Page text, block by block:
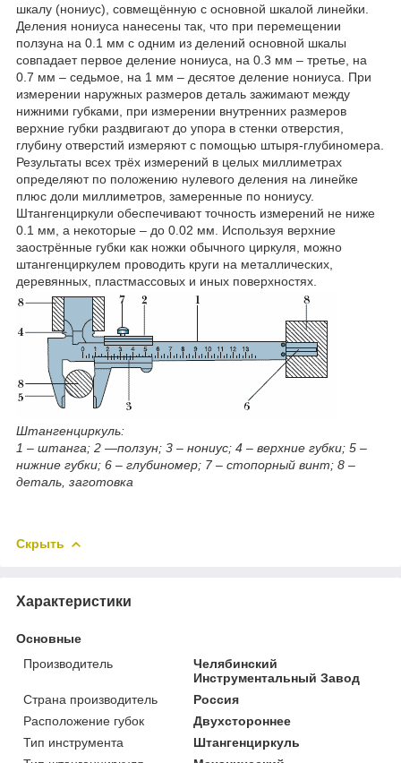
шкалу (нониус), совмещённую с основной шкалой линейки.
Деления нониуса нанесены так, что при перемещении
ползуна на 0.1 мм с одним из делений основной шкалы
совпадает первое деление нониуса, на 0.3 мм – третье, на
0.7 мм – седьмое, на 1 мм – десятое деление нониуса. При
измерении наружных размеров деталь зажимают между
нижними губками, при измерении внутренних размеров
верхние губки раздвигают до упора в стенки отверстия,
глубину отверстий измеряют с помощью штыря-глубиномера.
Результаты всех трёх измерений в целых миллиметрах
определяют по положению нулевого деления на линейке
плюс доли миллиметров, замеренные по нониусу.
Штангенциркули обеспечивают точность измерений не ниже
0.1 мм, а некоторые – до 0.02 мм. Используя верхние
заострённые губки как ножки обычного циркуля, можно
штангенциркулем проводить круги на металлических,
деревянных, пластмассовых и иных поверхностях.
Штангенциркуль:
1 – штанга; 2 —ползун; 3 – нониус; 4 – верхние губки; 5 –
нижние губки; 6 – глубиномер; 7 – стопорный винт; 8 –
деталь, заготовка
Скрыть
Характеристики
Основные
Производитель
Челябинский
Инструментальный Завод
Страна производитель
Россия
Расположение губок
Двухстороннее
Тип инструмента
Штангенциркуль